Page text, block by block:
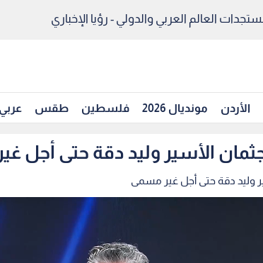
العالم العربي والدولي - رؤيا الإخباري
الأردن مونديال 2026 فلسطين طقس
جثمان الأسير وليد دقة حتى أجل
وليد دقة حتى أجل غير مسمى